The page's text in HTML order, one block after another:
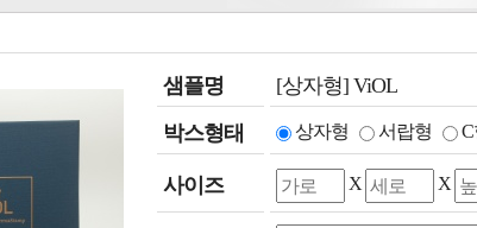
샘플명
[상자형] ViOL
박스형태
상자형 서랍형
사이즈 X X